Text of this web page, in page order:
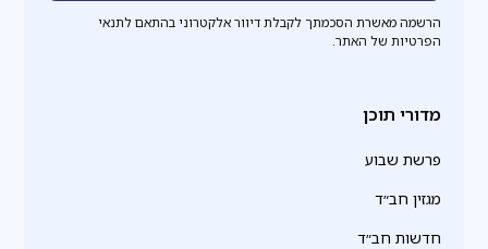
הרשמה מאשרת הסכמתך לקבלת דיוור אלקטרוני בהתאם לתנאי
הפרטיות של האתר.
מדורי תוכן
פרשת שבוע
מגזין חב״ד
חדשות חב״ד